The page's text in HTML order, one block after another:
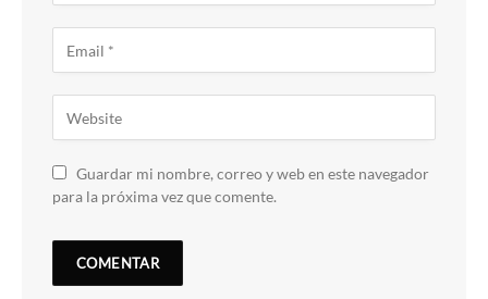
Guardar mi nombre, correo y web en este navegador
para la próxima vez que comente.